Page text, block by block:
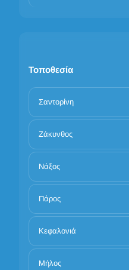
Τοποθεσία
Σαντορίνη
Ζάκυνθος
Νάξος
Πάρος
Κεφαλονιά
Μήλος